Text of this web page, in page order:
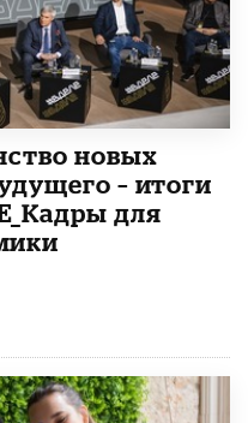
новых
– итоги
для